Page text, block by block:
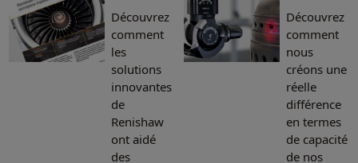
Découvrez
comment
les
solutions
innovantes
de
Renishaw
ont aidé
des
Découvrez
comment
nous
créons une
réelle
différence
en termes
de capacité
de nos